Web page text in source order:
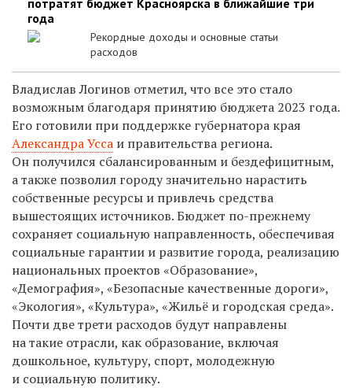
года
Рекордные доходы и основные статьи
расходов
Владислав Логинов отметил, что все это стало
возможным благодаря принятию бюджета 2023 года.
Его готовили при поддержке губернатора края
Александра Усса и правительства региона.
Он получился сбалансированным и бездефицитным,
а также позволил городу значительно нарастить
собственные ресурсы и привлечь средства
вышестоящих источников. Бюджет по-прежнему
сохраняет социальную направленность, обеспечивая
социальные гарантии и развитие города, реализацию
национальных проектов «Образование»,
«Демография», «Безопасные качественные дороги»,
«Экология», «Культура», «Жильё и городская среда».
Почти две трети расходов будут направлены
на такие отрасли, как образование, включая
дошкольное, культуру, спорт, молодежную
и социальную политику.